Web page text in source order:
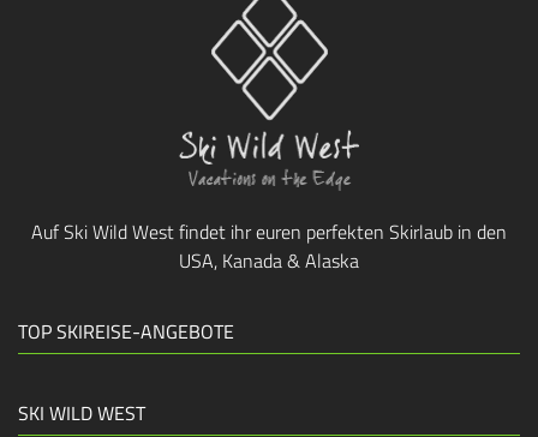
Auf Ski Wild West findet ihr euren perfekten Skirlaub in den
USA, Kanada & Alaska
TOP SKIREISE-ANGEBOTE
SKI WILD WEST